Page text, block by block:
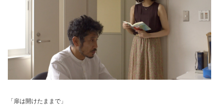
「扉は開けたままで」